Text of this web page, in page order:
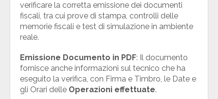
verificare la corretta emissione dei documenti
fiscali, tra cui prove di stampa, controlli delle
memorie fiscali e test di simulazione in ambiente
reale.
Emissione Documento in PDF: Il documento
fornisce anche informazioni sul tecnico che ha
eseguito la verifica, con Firma e Timbro, le Date e
gli Orari delle Operazioni effettuate.